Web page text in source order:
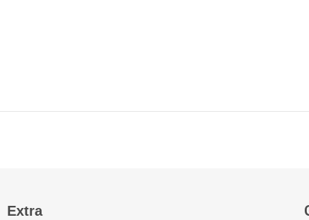
Extra